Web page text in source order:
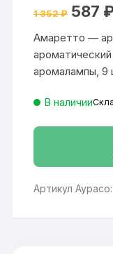
на основе
пользовате
лей
1 352₽ цена
1
352 ₽.
587
Амаретто —
аромалампы, 9
В наличии
Артикул Аурасо: